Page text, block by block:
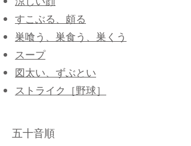
すこぶる、頗る
巣喰う、巣食う、巣くう
スープ
図太い、ずぶとい
ストライク［野球］
五十音順